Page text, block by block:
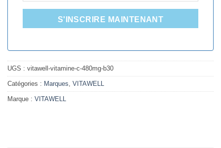
+216
S'INSCRIRE MAINTENANT
UGS : vitawell-vitamine-c-480mg-b30
Catégories : Marques, VITAWELL
Marque : VITAWELL